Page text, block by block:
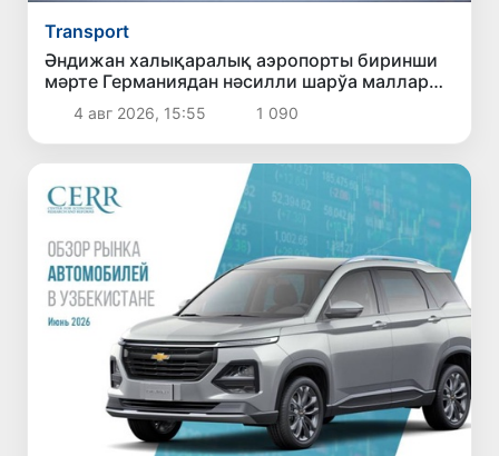
Transport
Әндижан халықаралық аэропорты биринши
мәрте Германиядан нәсилли шарўа маллары
тийелген “Boeing 747-400F” жүк самолётын
қабыллады
4 авг 2026, 15:55 1 090